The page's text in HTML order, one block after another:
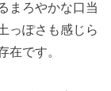
まろやかな口当
っぽさも感じら
在です。